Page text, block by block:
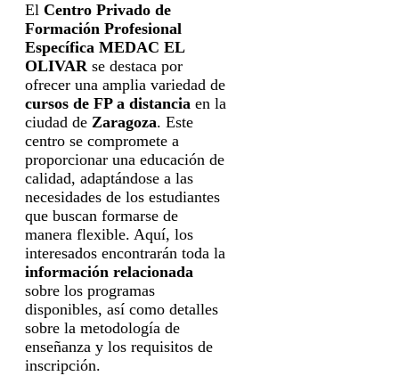
El Centro Privado de
Formación Profesional
Específica MEDAC EL
OLIVARse destaca por
ofrecer una amplia variedad de
cursos de FP a distancia en la
ciudad de Zaragoza. Este
centro se compromete a
proporcionar una educación de
calidad, adaptándose a las
necesidades de los estudiantes
que buscan formarse de
manera flexible. Aquí, los
interesados encontrarán toda la
información relacionada
sobre los programas
disponibles, así como detalles
sobre la metodología de
enseñanza y los requisitos de
inscripción.